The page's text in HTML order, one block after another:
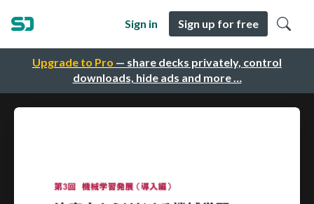
Upgrade to Pro — share decks privately, control
downloads, hide ads and more …
Sign in Sign up for free